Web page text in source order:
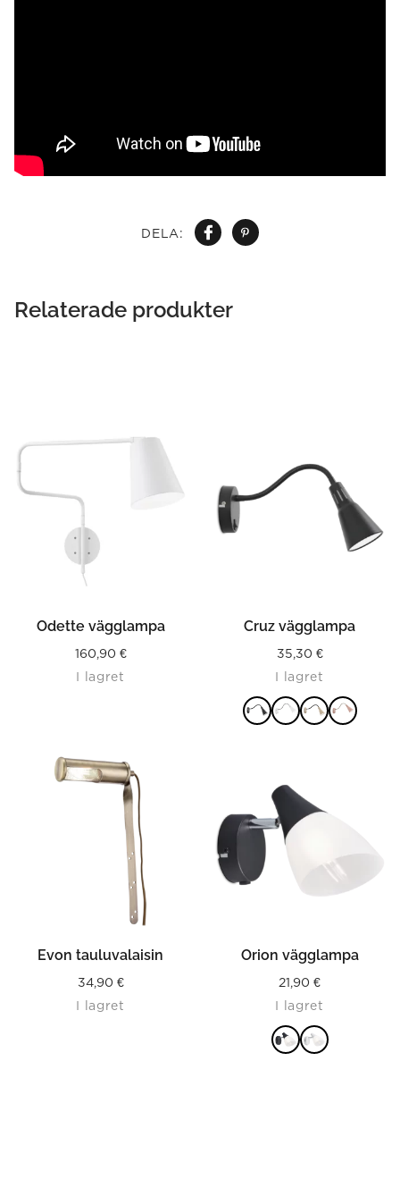
DELA:
Relaterade produkter
Odette vägglampa
160,90 €
I lagret
Cruz vägglampa
35,30 €
I lagret
Evon tauluvalaisin
34,90 €
I lagret
Orion vägglampa
21,90 €
I lagret